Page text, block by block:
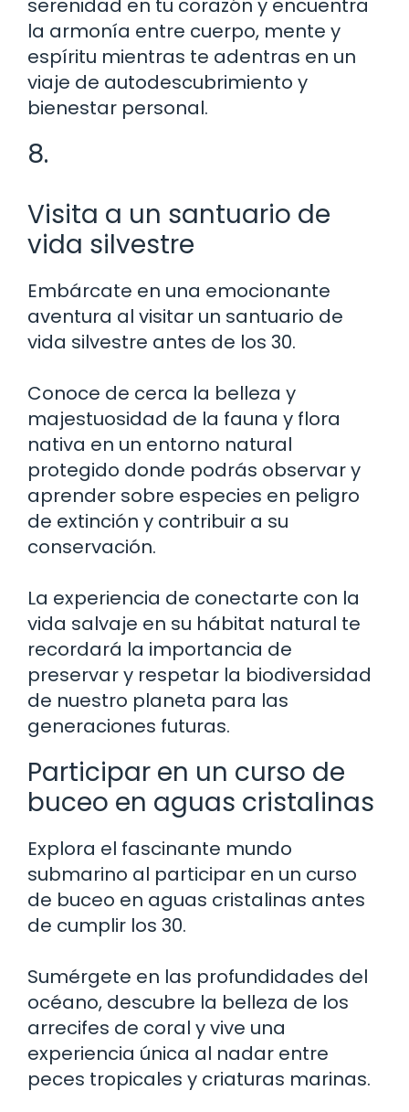
serenidad en tu corazón y encuentra
la armonía entre cuerpo, mente y
espíritu mientras te adentras en un
viaje de autodescubrimiento y
bienestar personal.
8.
Visita a un santuario de
vida silvestre
Embárcate en una emocionante
aventura al visitar un santuario de
vida silvestre antes de los 30.
Conoce de cerca la belleza y
majestuosidad de la fauna y flora
nativa en un entorno natural
protegido donde podrás observar y
aprender sobre especies en peligro
de extinción y contribuir a su
conservación.
La experiencia de conectarte con la
vida salvaje en su hábitat natural te
recordará la importancia de
preservar y respetar la biodiversidad
de nuestro planeta para las
generaciones futuras.
Participar en un curso de
buceo en aguas cristalinas
Explora el fascinante mundo
submarino al participar en un curso
de buceo en aguas cristalinas antes
de cumplir los 30.
Sumérgete en las profundidades del
océano, descubre la belleza de los
arrecifes de coral y vive una
experiencia única al nadar entre
peces tropicales y criaturas marinas.